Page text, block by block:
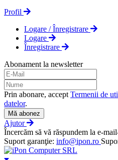
Profil
Logare / Înregistrare
Logare
Înregistrare
Abonament la newsletter
Prin abonare, accept Termenii de
datelor.
Mă abonez
Ajutor
Încercăm să vă răspundem la e-
Suport garanţie: info@ipon.ro